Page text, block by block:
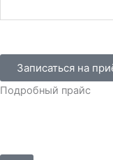
Записаться на
Подробный прайс